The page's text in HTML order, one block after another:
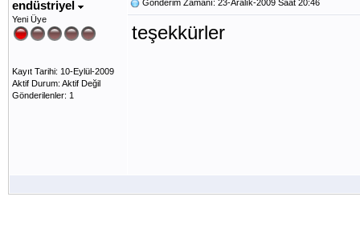
endüstriyel
Yeni Üye
Kayıt Tarihi: 10-Eylül-2009
Aktif Durum: Aktif Değil
Gönderilenler: 1
Gönderim Zamanı: 23-Aralık-2009 Saat 20:46
teşekkürler